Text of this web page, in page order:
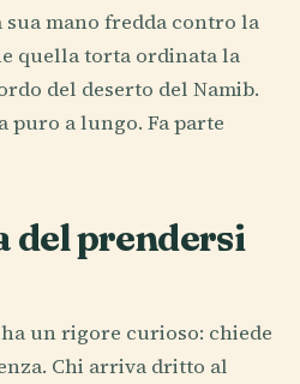
mano fredda contro la
quella torta ordinata la
del deserto del Namib.
puro a lungo. Fa parte
del prendersi
un rigore curioso: chiede
Chi arriva dritto al